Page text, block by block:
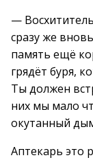
—
сразу же
память ещё
грядёт буря,
Ты должен
них мы мало
окутанный
Аптекарь это